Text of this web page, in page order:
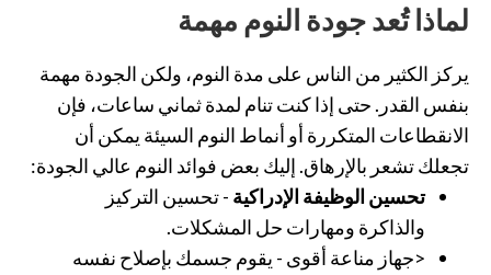
لماذا تُعد جودة النوم مهمة
يركز الكثير من الناس على مدة النوم، ولكن الجودة مهمة
بنفس القدر. حتى إذا كنت تنام لمدة ثماني ساعات، فإن
الانقطاعات المتكررة أو أنماط النوم السيئة يمكن أن
تجعلك تشعر بالإرهاق. إليك بعض فوائد النوم عالي الجودة:
تحسين الوظيفة الإدراكية - تحسين التركيز
والذاكرة ومهارات حل المشكلات.
<جهاز مناعة أقوى - يقوم جسمك بإصلاح نفسه